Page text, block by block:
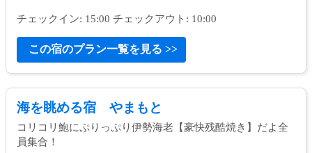
チェックイン: 15:00 チェックアウト: 10:00
この宿のプラン一覧を見る >>
海を眺める宿 やまもと
コリコリ鮑にぷりっぷり伊勢海老【豪快残酷焼き】だよ全
員集合！